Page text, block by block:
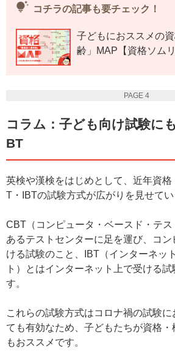
tips_and_updates コチラの記事も要チェック！
子どもにおススメの
齢」MAP【資格ソム
PAGE 4
コラム：子ども向け試験に
BT
英検や漢検をはじめとして、近年資
T・IBTの試験方式が広がりを見せてい
CBT（コンピュータ・ベースド・テ
あるテストセンターに足を運び、コ
ける試験のこと、IBT（インターネッ
ト）とはインターネット上で受ける試
す。
これらの試験方式はコロナ禍の試験
ても有効なため、子どもたちが資格
もおススメです。